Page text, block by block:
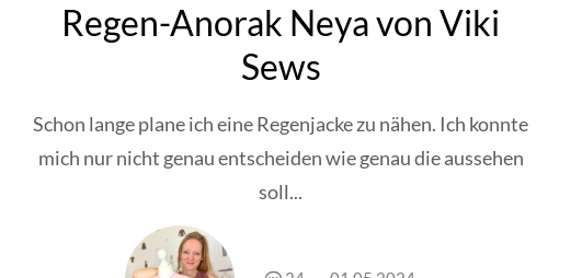
Regen-Anorak Neya von Viki
Sews
Schon lange plane ich eine Regenjacke zu nähen. Ich konnte
mich nur nicht genau entscheiden wie genau die aussehen
soll...